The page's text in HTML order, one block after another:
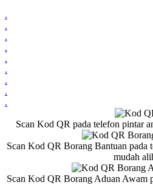
.
.
.
.
.
.
.
.
.
Scan Kod QR pada telefon pintar
Scan Kod QR Borang Bantuan pada
mudah
Scan Kod QR Borang Aduan Awam